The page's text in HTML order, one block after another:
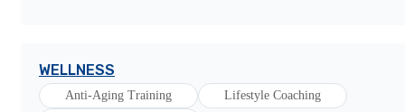
WELLNESS
Anti-Aging Training Lifestyle Coaching